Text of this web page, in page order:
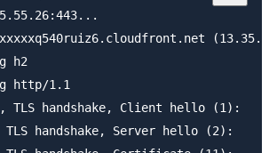
h2
http/1.1
TLS handshake, Client hello (1):
handshake, Server hello (2):